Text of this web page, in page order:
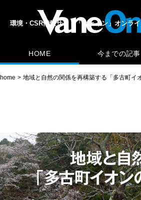
環境・CSR情報サイト「ヴェイン」オンラ
HOME 今までの記事
home 地域と自然の関係を再構築する「多古町イ